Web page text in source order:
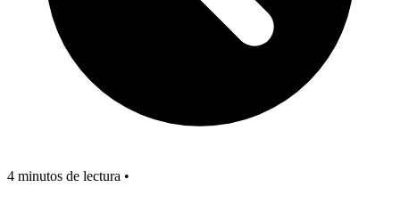
4 minutos de lectura •